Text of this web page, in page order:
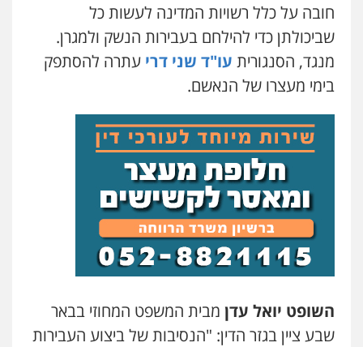
חובה על כלל רשויות המדינה לעשות כל
שביכולתן כדי להילחם בעבירות הנשק ולמגרן.
מנגד, הסנגורית עו"ד שני דרי עתרה להסתפק
בימי מעצרו של הנאשם.
השופט יואל עדן מבית המשפט המחוזי בבאר
שבע ציין בגזר הדין: "הנסיבות של ביצוע העבירות